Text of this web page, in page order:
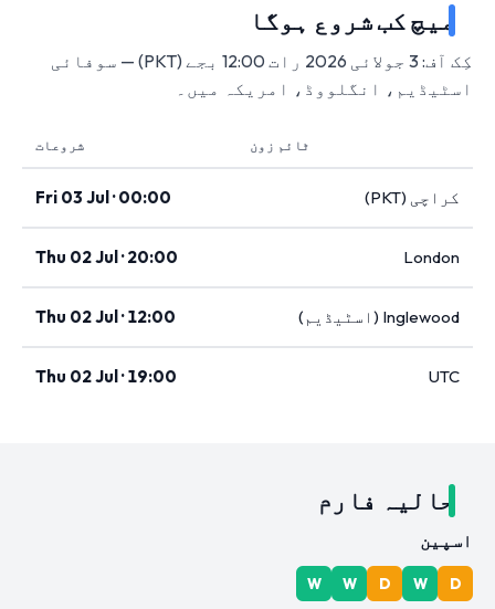
میچ کب شروع ہوگا
کِک آف: 3 جولائی 2026 رات 12:00 بجے (PKT) — سوفائی
اسٹیڈیم، انگلووڈ، امریکہ میں۔
ٹائم زون شروعات
کراچی (PKT) Fri 03 Jul · 00:00
London
Thu 02 Jul · 20:00
Inglewood (اسٹیڈیم) Thu 02 Jul · 12:00
UTC
Thu 02 Jul · 19:00
حالیہ فارم
اسپین
D
W
D
W
W